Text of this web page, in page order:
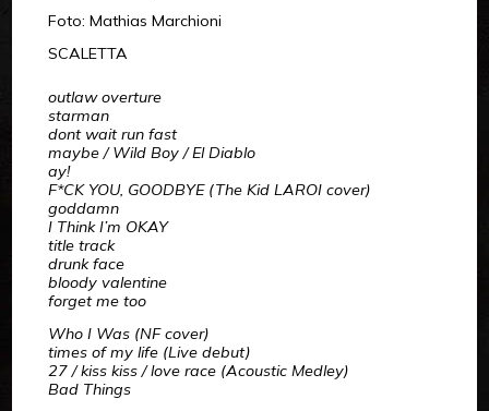
Foto: Mathias Marchioni
SCALETTA
outlaw overture
starman
dont wait run fast
maybe / Wild Boy / El Diablo
ay!
F*CK YOU, GOODBYE (The Kid LAROI cover)
goddamn
I Think I’m OKAY
title track
drunk face
bloody valentine
forget me too
Who I Was (NF cover)
times of my life (Live debut)
27 / kiss kiss / love race (Acoustic Medley)
Bad Things